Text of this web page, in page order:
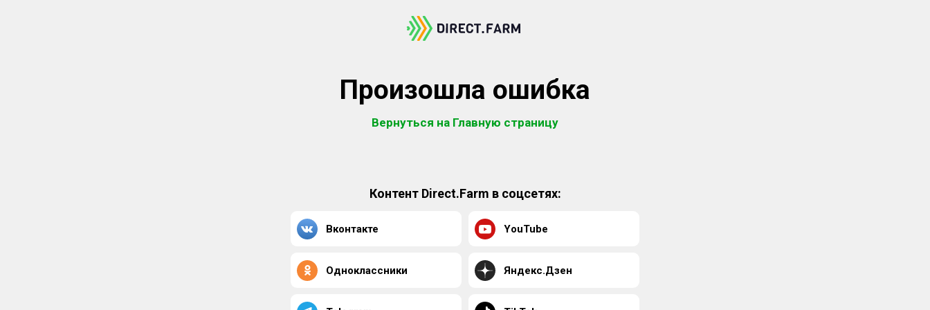
Произошла ошибка
Вернуться на Главную страницу
Контент Direct.Farm в соцсетях:
Вконтакте YouTube
Одноклассники Яндекс.Дзен